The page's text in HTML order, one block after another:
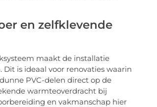
en zelfklevende
maakt de installatie
is ideaal voor renovaties waarin
PVC-delen direct op de
warmteoverdracht bij
en vakmanschap hier